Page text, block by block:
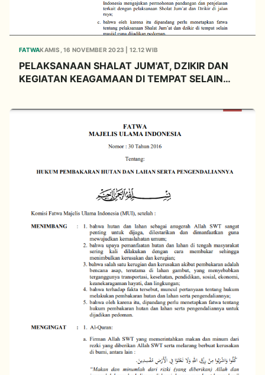
FATWAKAMIS, 16 NOVEMBER 2023 | 12.12 WIB
PELAKSANAAN SHALAT JUM'AT, DZIKIR DAN
KEGIATAN KEAGAMAAN DI TEMPAT SELAIN